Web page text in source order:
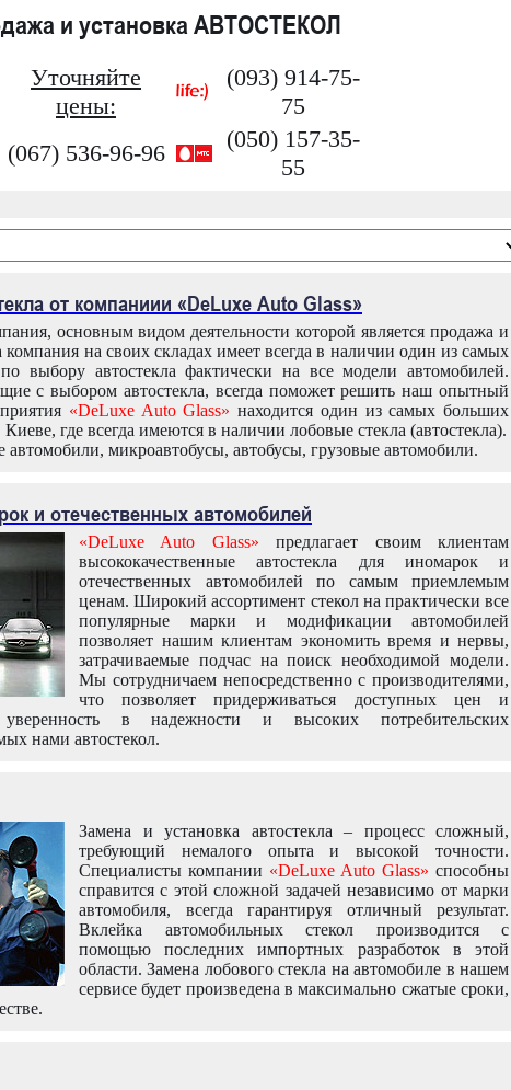
и установка АВТОСТЕКОЛ
Уточняйте
цены:
(093) 914-75-
75
(067) 536-96-96
(050) 157-35-
55
от компаниии «DeLuxe Auto Glass»
основным видом деятельности которой является продажа и
компания на своих складах имеет всегда в наличии один из самых
выбору автостекла фактически на все модели автомобилей.
с выбором автостекла, всегда поможет решить наш опытный
«DeLuxe Auto Glass» находится один из самых больших
Киеве, где всегда имеются в наличии лобовые стекла (автостекла).
автомобили, микроавтобусы, автобусы, грузовые автомобили.
и отечественных автомобилей
«DeLuxe Auto Glass» предлагает своим клиентам
высококачественные автостекла для иномарок и
отечественных автомобилей по самым приемлемым
ценам. Широкий ассортимент стекол на практически все
популярные марки и модификации автомобилей
позволяет нашим клиентам экономить время и нервы,
затрачиваемые подчас на поиск необходимой модели.
Мы сотрудничаем непосредственно с производителями,
что позволяет придерживаться доступных цен и
уверенность в надежности и высоких потребительских
нами автостекол.
Замена и установка автостекла – процесс сложный,
требующий немалого опыта и высокой точности.
Специалисты компании «DeLuxe Auto Glass» способны
справится с этой сложной задачей независимо от марки
автомобиля, всегда гарантируя отличный результат.
Вклейка автомобильных стекол производится с
помощью последних импортных разработок в этой
области. Замена лобового стекла на автомобиле в нашем
сервисе будет произведена в максимально сжатые сроки,